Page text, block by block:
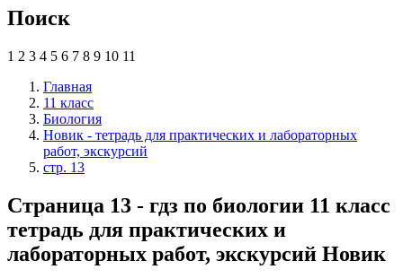
Поиск
1 2 3 4 5 6 7 8 9 10 11
Главная
11 класс
Биология
Новик - тетрадь для практических и лабораторных
работ, экскурсий
стр. 13
Страница 13 - гдз по биологии 11 класс
тетрадь для практических и
лабораторных работ, экскурсий Новик